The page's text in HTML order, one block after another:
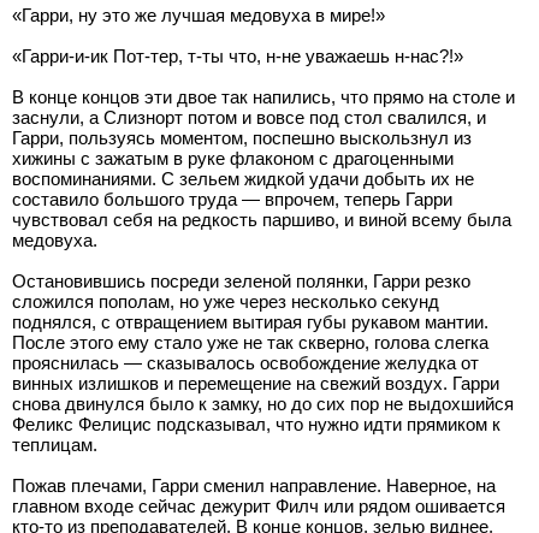
«Гарри, ну это же лучшая медовуха в мире!»
«Гарри-и-ик Пот-тер, т-ты что, н-не уважаешь н-нас?!»
В конце концов эти двое так напились, что прямо на столе и
заснули, а Слизнорт потом и вовсе под стол свалился, и
Гарри, пользуясь моментом, поспешно выскользнул из
хижины с зажатым в руке флаконом с драгоценными
воспоминаниями. С зельем жидкой удачи добыть их не
составило большого труда — впрочем, теперь Гарри
чувствовал себя на редкость паршиво, и виной всему была
медовуха.
Остановившись посреди зеленой полянки, Гарри резко
сложился пополам, но уже через несколько секунд
поднялся, с отвращением вытирая губы рукавом мантии.
После этого ему стало уже не так скверно, голова слегка
прояснилась — сказывалось освобождение желудка от
винных излишков и перемещение на свежий воздух. Гарри
снова двинулся было к замку, но до сих пор не выдохшийся
Феликс Фелицис подсказывал, что нужно идти прямиком к
теплицам.
Пожав плечами, Гарри сменил направление. Наверное, на
главном входе сейчас дежурит Филч или рядом ошивается
кто-то из преподавателей. В конце концов, зелью виднее.